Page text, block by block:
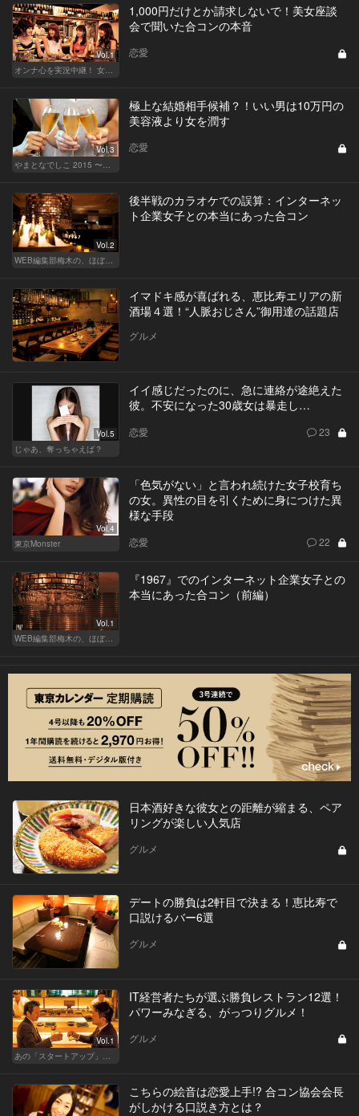
Vol.1
オンナ心を実況中継！ 女性が嬉しい合コンの法則 & 使える合コン酒場
1,000円だけとか請求しないで！美女座談
会で聞いた合コンの本音
恋愛
Vol.3
やまとなでしこ 2015 〜極上の結婚〜
極上な結婚相手候補？！いい男は10万円の
美容液より女を潤す
恋愛
Vol.2
後半戦のカラオケでの誤算：インターネッ
ト企業女子との本当にあった合コン
イマドキ感が喜ばれる、恵比寿エリアの新
酒場４選！“人脈おじさん”御用達の話題店
グルメ
Vol.5
じゃあ、奪っちゃえば？
イイ感じだったのに、急に連絡が途絶えた
彼。不安になった30歳女は暴走し…
恋愛 23
Vol.4
東京Monster
「色気がない」と言われ続けた女子校育ち
の女。異性の目を引くために身につけた異
様な手段
恋愛 22
Vol.1
WEB編集部梅木の、ほぼノンフィクション合コン実況中継
『1967』でのインターネット企業女子との
本当にあった合コン（前編）
日本酒好きな彼女との距離が縮まる、ペア
リングが楽しい人気店
グルメ
デートの勝負は2軒目で決まる！恵比寿で
口説けるバー6選
グルメ
Vol.1
あの「スタートアップ」経営者のここぞのチカラ飯 Vol.1
IT経営者たちが選ぶ勝負レストラン12選！
パワーみなぎる、がっつりグルメ！
グルメ
こちらの絵音は恋愛上手!? 合コン協会会長
がしかける口説き方とは？